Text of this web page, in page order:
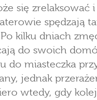
się zrelaksować i
spędzają
kilku dniach
do swoich
do miasteczka
jednak
wtedy, gdy